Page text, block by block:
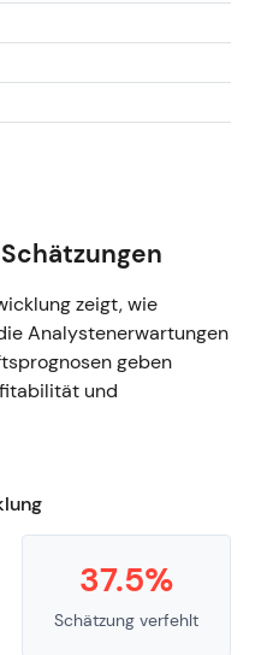
zeigt, wie
Analystenerwartungen
geben
und
37.5%
Schätzung verfehlt